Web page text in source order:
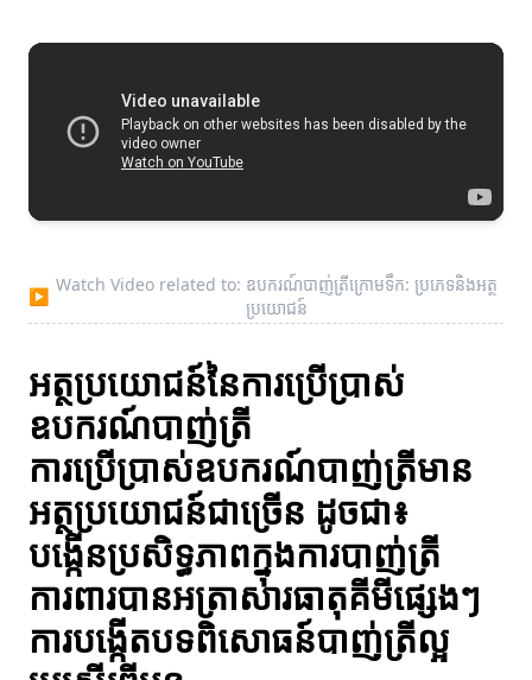
▶
Watch Video related to: ឧបករណ៍បាញ់ត្រីក្រោមទឹក: ប្រភេទនិងអត្ថ
ប្រយោជន៍
អត្ថប្រយោជន៍នៃការប្រើប្រាស់
ឧបករណ៍បាញ់ត្រី
ការប្រើប្រាស់ឧបករណ៍បាញ់ត្រីមាន
អត្ថប្រយោជន៍ជាច្រើន ដូចជា៖
បង្កើនប្រសិទ្ធភាពក្នុងការបាញ់ត្រី
ការពារបានអត្រាសារធាតុគីមីផ្សេងៗ
ការបង្កើតបទពិសោធន៍បាញ់ត្រីល្អ